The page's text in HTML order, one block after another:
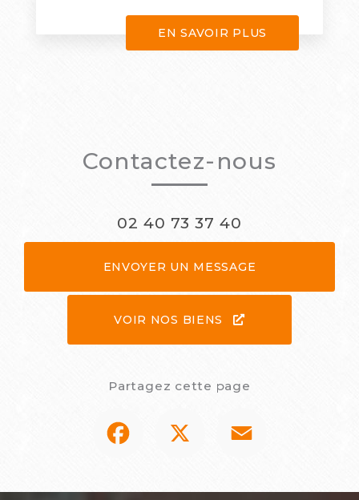
EN SAVOIR PLUS
Contactez-nous
02 40 73 37 40
ENVOYER UN MESSAGE
VOIR NOS BIENS
Partagez cette page